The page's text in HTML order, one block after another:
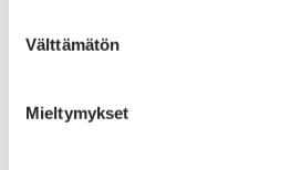
valinta
Välttämätön
Mieltymykset
Kestävä
Osaaminen ja
Suomen Tekstiili &